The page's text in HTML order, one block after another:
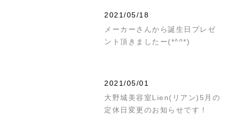
2021/05/18
メーカーさんから誕生日プレゼ
ント頂きましたー(*^^*)
2021/05/01
大野城美容室Lien(リアン)5月の
定休日変更のお知らせです！